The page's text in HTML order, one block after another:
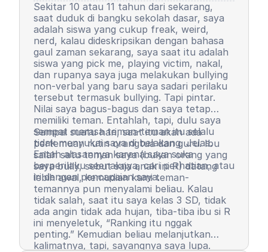
Sekitar 10 atau 11 tahun dari sekarang,
saat duduk di bangku sekolah dasar, saya
adalah siswa yang cukup freak, weird,
nerd, kalau dideskripsikan dengan bahasa
gaul zaman sekarang, saya saat itu adalah
siswa yang pick me, playing victim, nakal,
dan rupanya saya juga melakukan bullying
non-verbal yang baru saya sadari perilaku
tersebut termasuk bullying. Tapi pintar.
Nilai saya bagus-bagus dan saya tetap
memiliki teman. Entahlah, tapi, dulu saya
sempat merasa teman-teman itu selalu
tidak menyukai saya di belakang. Jelas.
Entah alasannya karena saya suka
berperilaku seenaknya, cari perhatian, atau
iri dengan pencapaian saya.
Sampai suatu hari, saat itu akan ada
pertemuan rutin orangtua dan guru. Ibu
salah satu teman saya (bukan orang yang
saya bully, sebut saja anak ini R) datang
lebih awal, kemudian kami teman-
temannya pun menyalami beliau. Kalau
tidak salah, saat itu saya kelas 3 SD, tidak
ada angin tidak ada hujan, tiba-tiba ibu si R
ini menyeletuk, “Ranking itu nggak
penting.” Kemudian beliau melanjutkan
kalimatnya, tapi, sayangnya saya lupa.